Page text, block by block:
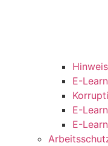
E-
E-
E-